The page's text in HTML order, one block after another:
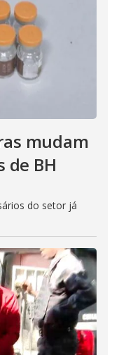
mudam
de BH
do setor já